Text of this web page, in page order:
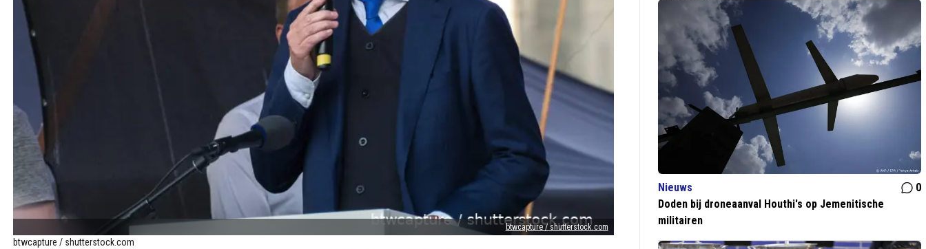
btwcapture / shutterstock.com
btwcapture / shutterstock.com
Nieuws
0
Doden bij droneaanval Houthi's op Jemenitische
militairen